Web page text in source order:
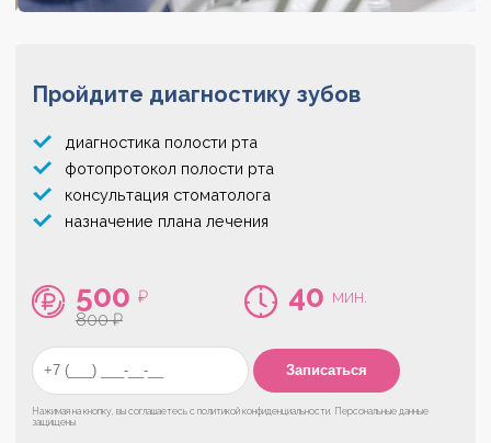
Пройдите диагностику зубов
диагностика полости рта
фотопротокол полости рта
консультация стоматолога
назначение плана лечения
500 ₽
800 ₽
40 мин.
Нажимая на кнопку, вы соглашаетесь с политикой конфиденциальности. Персональные данные
защищены